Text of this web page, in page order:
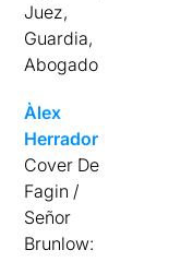
Juez,
Guardia,
Abogado
Àlex
Herrador
Cover De
Fagin /
Señor
Brunlow: